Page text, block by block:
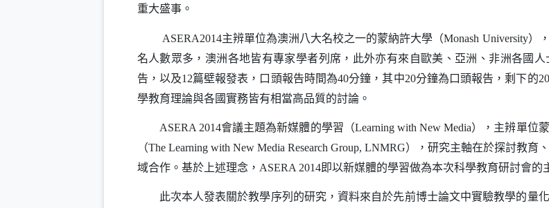
重大盛事。
ASERA2014主辨單位為澳洲八大名校之一的蒙納許大學（Monash University）
名人數眾多，澳洲各地皆有專家學者列席，此外亦有來自歐美、亞洲、非洲各國
告，以及12篇壁報發表，口頭報告時間為40分鐘，其中20分鐘為口頭報告，剩下的20
學教育理論與各國實務皆有相當高品質的討論。
ASERA 2014會議主題為新媒體的學習（Learning with New Media），主辨單位
（The Learning with New Media Research Group, LNMRG），研究主軸在於探討教育
域合作。基於上述理念， ASERA 2014即以新媒體的學習做為本次科學教育研討會的
此次本人發表關於教學序列的研究，資料來自於先前博士論文中實驗教學的量